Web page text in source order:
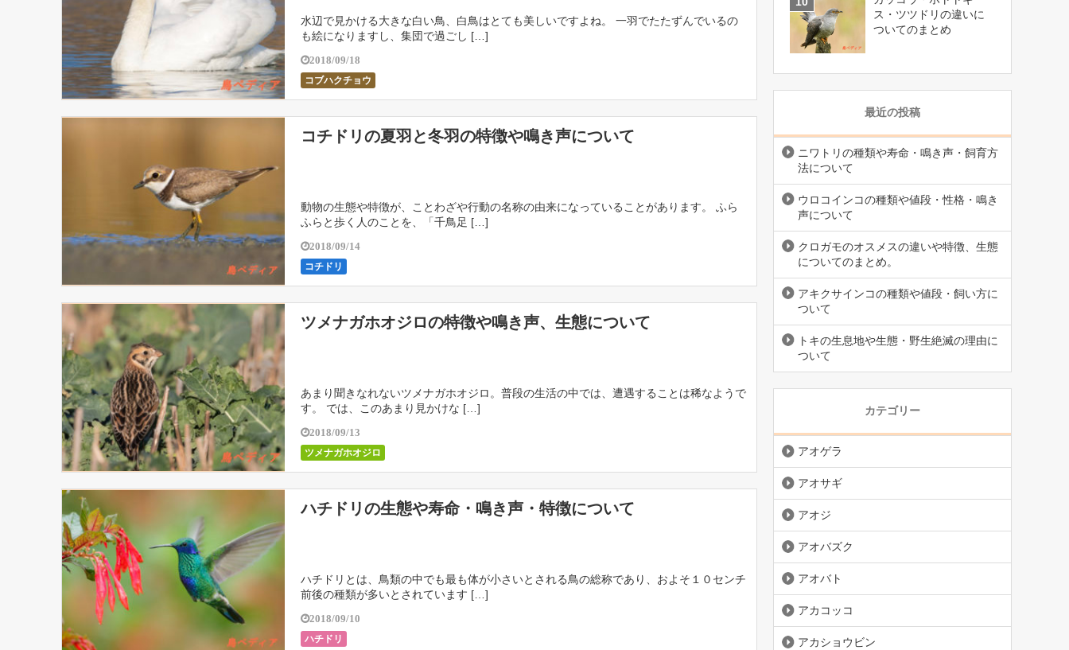
水辺で見かける大きな白い鳥、白鳥はとても美しいですよね。 一羽でたたずんでいるの
も絵になりますし、集団で過ごし […]
2018/09/18
コブハクチョウ
コチドリの夏羽と冬羽の特徴や鳴き声について
動物の生態や特徴が、ことわざや行動の名称の由来になっていることがあります。 ふら
ふらと歩く人のことを、「千鳥足 […]
2018/09/14
コチドリ
ツメナガホオジロの特徴や鳴き声、生態について
あまり聞きなれないツメナガホオジロ。普段の生活の中では、遭遇することは稀なようで
す。 では、このあまり見かけな […]
2018/09/13
ツメナガホオジロ
ハチドリの生態や寿命・鳴き声・特徴について
ハチドリとは、鳥類の中でも最も体が小さいとされる鳥の総称であり、およそ１０センチ
前後の種類が多いとされています […]
2018/09/10
ハチドリ
ス・ツツドリの違いに
ついてのまとめ
最近の投稿
ニワトリの種類や寿命・鳴き声・飼育方
法について
ウロコインコの種類や値段・性格・鳴き
声について
クロガモのオスメスの違いや特徴、生態
についてのまとめ。
アキクサインコの種類や値段・飼い方に
ついて
トキの生息地や生態・野生絶滅の理由に
ついて
カテゴリー
アオゲラ
アオサギ
アオジ
アオバズク
アオバト
アカコッコ
アカショウビン